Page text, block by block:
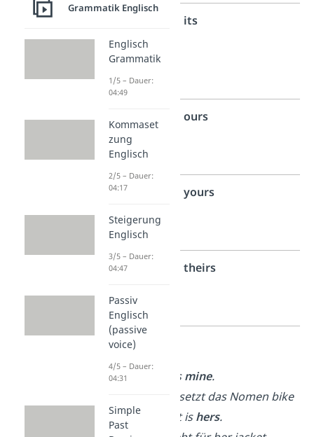
Person
Singular
neutral
its
Person
Plural
ours
2.
Person
Plural
yours
3.
Plural
theirs
Beispiele:
This bike ismine.
ersetzt das Nomen bike
That jacket ishers.
Grammatik Englisch
Englisch
Grammatik
1/5 – Dauer:
04:49
Kommaset
zung
Englisch
2/5 – Dauer:
04:17
Steigerung
Englisch
3/5 – Dauer:
04:47
Passiv
Englisch
(passive
voice)
4/5 – Dauer:
04:31
Simple
Past